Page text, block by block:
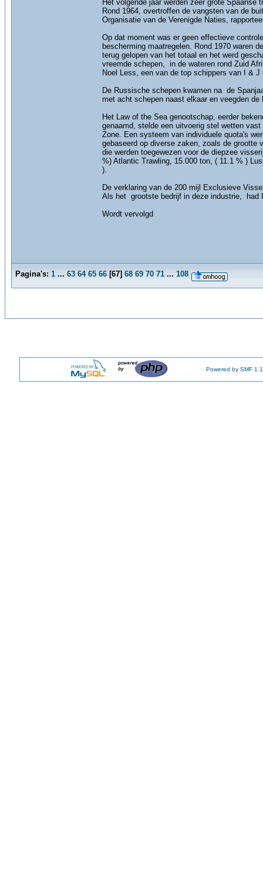
Het volgende jaar werden zeer grote Spaanse
Rond 1964, overtroffen de vangsten van de
Organisatie van de Verenigde Naties,
Op dat moment was er geen effectieve
bescherming maatregelen. Rond 1970 waren
terug gelopen van het totaal en het werd
vreemde schepen, in de wateren rond Zuid
Noel Less, een van de top schippers van I &
De Russische schepen kwamen na de
met acht schepen naast elkaar en veegden
Het Law of the Sea genootschap, eerder
genaamd, stelde een uitvoerig stel wetten
Zone. Een systeem van individuele quota's
gebaseerd op diverse zaken, zoals de grootte
die werden toegewezen voor de diepzee
%) Atlantic Trawling, 15.000 ton, ( 11.1 % )
).
De verklaring van de 200 mijl Exclusieve
Als het grootste bedrijf in deze industrie, had
Wordt vervolgd
Pagina's: 1 ... 63 64 65 66 [67] 68 69 70 71 ... 108
Powered by SMF